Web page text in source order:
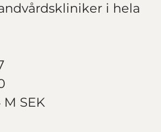
i hela
M SEK